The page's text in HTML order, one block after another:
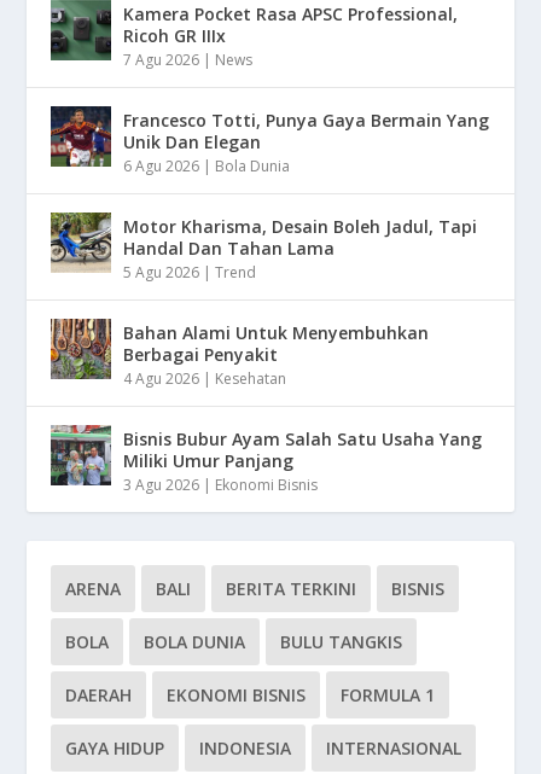
Kamera Pocket Rasa APSC Professional,
Ricoh GR IIIx
7 Agu 2026 | News
Francesco Totti, Punya Gaya Bermain Yang
Unik Dan Elegan
6 Agu 2026 | Bola Dunia
Motor Kharisma, Desain Boleh Jadul, Tapi
Handal Dan Tahan Lama
5 Agu 2026 |Trend
Bahan Alami Untuk Menyembuhkan
Berbagai Penyakit
4 Agu 2026 | Kesehatan
Bisnis Bubur Ayam Salah Satu Usaha Yang
Miliki Umur Panjang
3 Agu 2026 | Ekonomi Bisnis
ARENA BALI BERITA TERKINI BISNIS
BOLA BOLA DUNIA BULU TANGKIS
DAERAH EKONOMI BISNIS FORMULA 1
GAYA HIDUP INDONESIA INTERNASIONAL